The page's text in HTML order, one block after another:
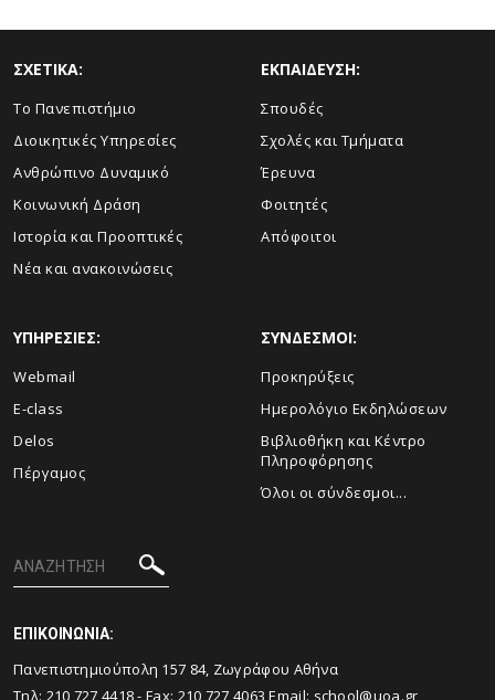
ΣΧΕΤΙΚΑ:
Το Πανεπιστήμιο
Διοικητικές Υπηρεσίες
Ανθρώπινο Δυναμικό
Κοινωνική Δράση
Ιστορία και Προοπτικές
Νέα και ανακοινώσεις
ΕΚΠΑΙΔΕΥΣΗ:
Σπουδές
Σχολές και Τμήματα
Έρευνα
Φοιτητές
Απόφοιτοι
ΥΠΗΡΕΣΙΕΣ:
Webmail
E-class
Delos
Πέργαμος
ΣΥΝΔΕΣΜΟΙ:
Προκηρύξεις
Ημερολόγιο Εκδηλώσεων
Βιβλιοθήκη και Κέντρο
Πληροφόρησης
Όλοι οι σύνδεσμοι...
ΕΠΙΚΟΙΝΩΝΙΑ:
Πανεπιστημιούπολη 157 84, Ζωγράφου Αθήνα
Τηλ: 210 727 4418- Fax: 210 727 4063 Email: school@uoa.gr